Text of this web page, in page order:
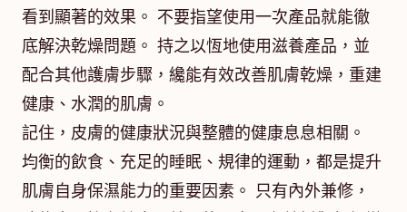
看到顯著的效果。 不要指望使用一次產品就能徹
底解決乾燥問題。 持之以恆地使用滋養產品，並
配合其他護膚步驟，纔能有效改善肌膚乾燥，重建
健康、水潤的肌膚。
記住，皮膚的健康狀況與整體的健康息息相關。
均衡的飲食、充足的睡眠、規律的運動，都是提升
肌膚自身保濕能力的重要因素。 只有內外兼修，